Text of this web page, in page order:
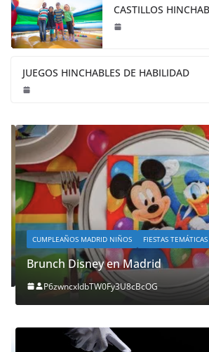
CASTILLOS
JUEGOS HINCHABLES DE HABILIDAD
CUMPLEAÑOS MADRID NIÑOS FIESTAS
Brunch Disney en Madrid
P6zwncxIdbTW0Fy3U8cBcOG